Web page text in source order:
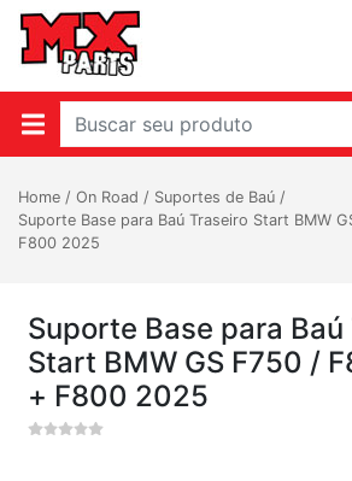
Home / On Road / Suportes de Baú /
Suporte Base para Baú Traseiro Start BMW
F800 2025
Suporte Base para
Start BMW GS F750 /
+ F800 2025